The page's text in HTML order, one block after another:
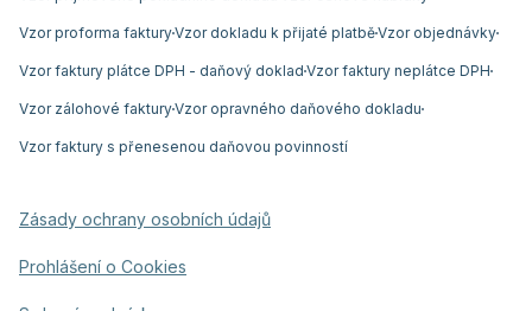
Vzor proforma fakturyVzor dokladu k přijaté platběVzor objednávky
Vzor faktury plátce DPH - daňový doklad Vzor faktury neplátce DPH
Vzor zálohové fakturyVzor opravného daňového dokladu
Vzor faktury s přenesenou daňovou povinností
Zásady ochrany osobních údajů
Prohlášení o Cookies